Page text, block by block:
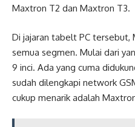
Maxtron T2 dan Maxtron T3.
Di jajaran tabelt PC tersebut,
semua segmen. Mulai dari
9 inci. Ada yang cuma
sudah dilengkapi network
cukup menarik adalah